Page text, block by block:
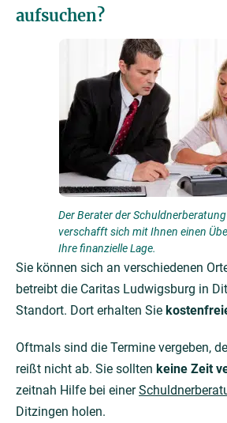
aufsuchen?
Der Berater der
verschafft sich mit Ihnen einen
Ihre finanzielle Lage.
Sie können sich an verschiedenen
betreibt die Caritas Ludwigsburg in
Standort. Dort erhalten Sie
Oftmals sind die Termine vergeben,
reißt nicht ab. Sie sollten keine Zeit
zeitnah Hilfe bei einer
Ditzingen holen.